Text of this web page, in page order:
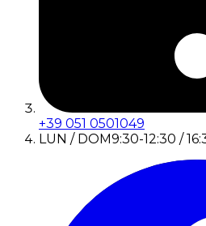
+39 051 0501049
LUN / DOM9:30-12:30 /